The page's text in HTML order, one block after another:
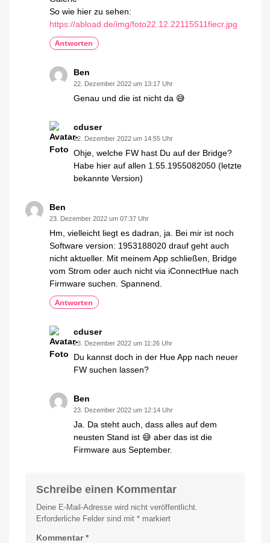
So wie hier zu sehen:
https://abload.de/img/foto22.12.22115511fiecr.jpg
Antworten
Ben
22. Dezember 2022 um 13:17 Uhr
Genau und die ist nicht da 😅
cduser
22. Dezember 2022 um 14:55 Uhr
Ohje, welche FW hast Du auf der Bridge?
Habe hier auf allen 1.55.1955082050 (letzte
bekannte Version)
Ben
23. Dezember 2022 um 07:37 Uhr
Hm, vielleicht liegt es dadran, ja. Bei mir ist noch
Software version: 1953188020 drauf geht auch
nicht aktueller. Mit meinem App schließen, Bridge
vom Strom oder auch nicht via iConnectHue nach
Firmware suchen. Spannend.
Antworten
cduser
23. Dezember 2022 um 11:26 Uhr
Du kannst doch in der Hue App nach neuer
FW suchen lassen?
Ben
23. Dezember 2022 um 12:14 Uhr
Ja. Da steht auch, dass alles auf dem
neusten Stand ist 😅 aber das ist die
Firmware aus September.
Schreibe einen Kommentar
Deine E-Mail-Adresse wird nicht veröffentlicht.
Erforderliche Felder sind mit * markiert
Kommentar*